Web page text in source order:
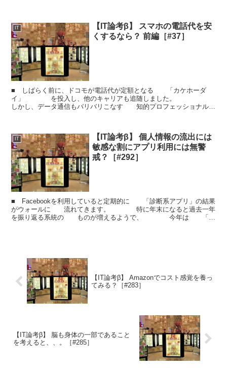
IT
【IT論考β】 スマホの電話代を安
くするなら？ 前編［#37］
■ しばらく前に、ドコモが電話代が定額となる 「カケホーダ
イ」 を投入し、他のキャリアも追随しました。
しかし、データ通信もバリバリこなす 知的プロフェッショナルに
IT
【IT論考β】 個人情報の流出には
敏感な割にアプリ利用には無警
戒？［#292］
■ Facebookを利用していると定期的に 「診断系アプリ」の結果
がウォールに 流れてきます。 特に年末になると過去一年
を振り返る系統の ものが増えるようで、 今年は 「私
【IT論考β】 Amazonでコスト感覚を養っ
てみる？［#283］
【IT論考β】 脳も身体の一部であること
を考えると、、。［#285］